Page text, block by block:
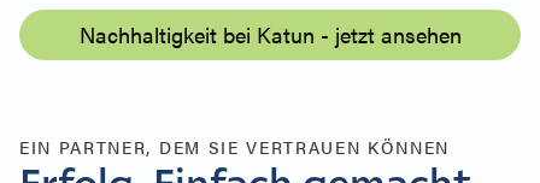
Nachhaltigkeit bei Katun - jetzt ansehen
EIN PARTNER, DEM SIE VERTRAUEN KÖNNEN